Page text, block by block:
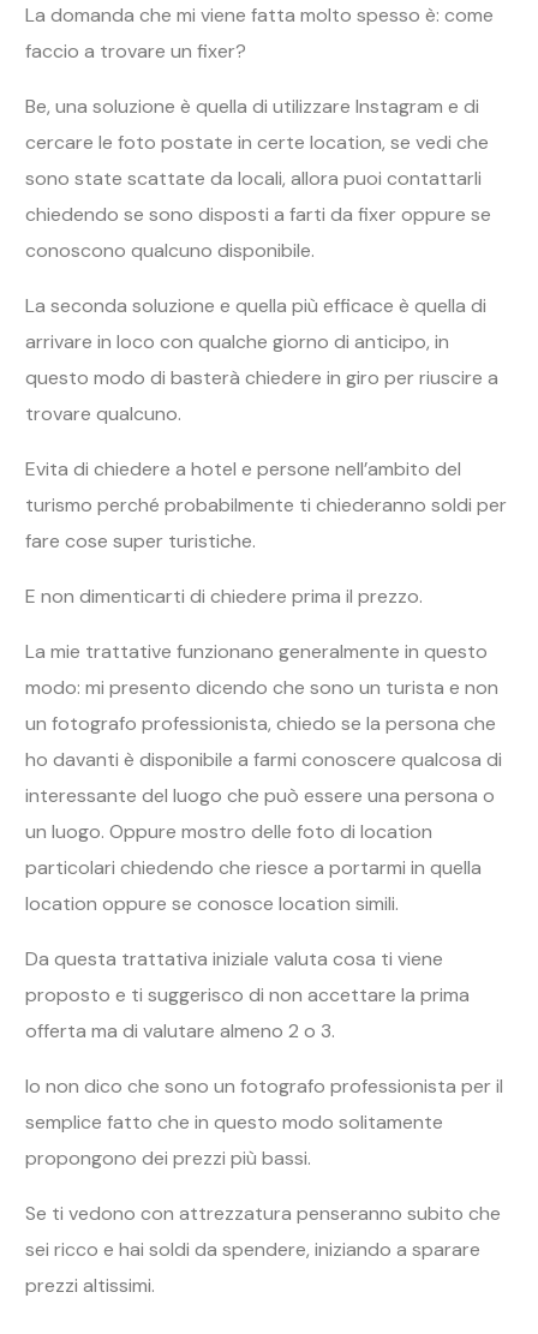
La domanda che mi viene fatta molto spesso è: come
faccio a trovare un fixer?
Be, una soluzione è quella di utilizzare Instagram e di
cercare le foto postate in certe location, se vedi che
sono state scattate da locali, allora puoi contattarli
chiedendo se sono disposti a farti da fixer oppure se
conoscono qualcuno disponibile.
La seconda soluzione e quella più efficace è quella di
arrivare in loco con qualche giorno di anticipo, in
questo modo di basterà chiedere in giro per riuscire a
trovare qualcuno.
Evita di chiedere a hotel e persone nell’ambito del
turismo perché probabilmente ti chiederanno soldi per
fare cose super turistiche.
E non dimenticarti di chiedere prima il prezzo.
La mie trattative funzionano generalmente in questo
modo: mi presento dicendo che sono un turista e non
un fotografo professionista, chiedo se la persona che
ho davanti è disponibile a farmi conoscere qualcosa di
interessante del luogo che può essere una persona o
un luogo. Oppure mostro delle foto di location
particolari chiedendo che riesce a portarmi in quella
location oppure se conosce location simili.
Da questa trattativa iniziale valuta cosa ti viene
proposto e ti suggerisco di non accettare la prima
offerta ma di valutare almeno 2 o 3.
Io non dico che sono un fotografo professionista per il
semplice fatto che in questo modo solitamente
propongono dei prezzi più bassi.
Se ti vedono con attrezzatura penseranno subito che
sei ricco e hai soldi da spendere, iniziando a sparare
prezzi altissimi.